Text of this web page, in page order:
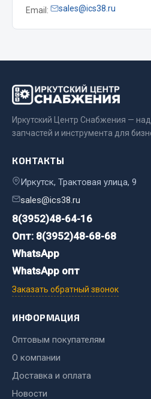
Окно ветровое
Показать ещё
Весь раздел
Запчасти Урал
Система питания
Система выпуска газа
Система охлаждения
Сцепление
Тормозная система
Запчасти ЯМЗ
Email:
sales@ics38.ru
Иркутский Центр Снабжения —
запчастей и инструмента для
КОНТАКТЫ
Иркутск, Трактовая улица, 9
sales@ics38.ru
8(3952)48-64-16
Опт: 8(3952)48-68-68
WhatsApp
WhatsApp опт
Заказать обратный звонок
ИНФОРМАЦИЯ
Оптовым покупателям
О компании
Доставка и оплата
Новости